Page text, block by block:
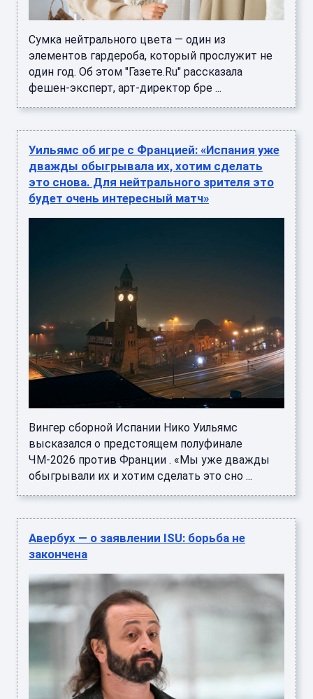
Сумка нейтрального цвета — один из
элементов гардероба, который прослужит не
один год. Об этом "Газете.Ru" рассказала
фешен-эксперт, арт-директор бре ...
Уильямс об игре с Францией: «Испания уже
дважды обыгрывала их, хотим сделать
это снова. Для нейтрального зрителя это
будет очень интересный матч»
Вингер сборной Испании Нико Уильямс
высказался о предстоящем полуфинале
ЧМ-2026 против Франции . «Мы уже дважды
обыгрывали их и хотим сделать это сно ...
Авербух — о заявлении ISU: борьба не
закончена